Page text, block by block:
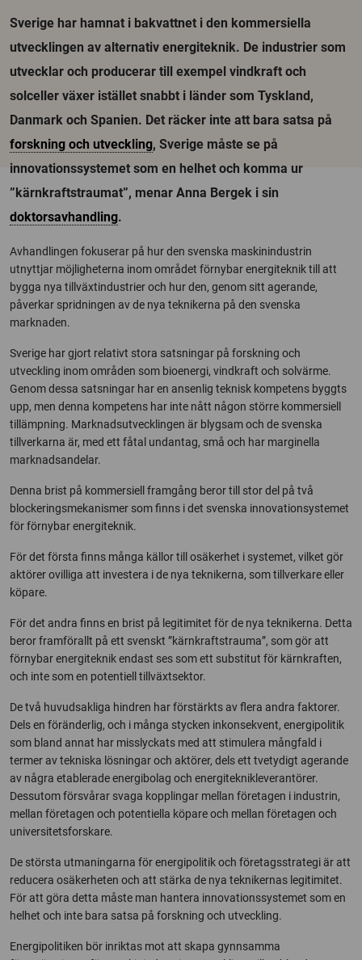
Sverige har hamnat i bakvattnet i den kommersiella
utvecklingen av alternativ energiteknik. De industrier som
utvecklar och producerar till exempel vindkraft och
solceller växer istället snabbt i länder som Tyskland,
Danmark och Spanien. Det räcker inte att bara satsa på
forskning och utveckling, Sverige måste se på
innovationssystemet som en helhet och komma ur
”kärnkraftstraumat”, menar Anna Bergek i sin
doktorsavhandling.
Avhandlingen fokuserar på hur den svenska maskinindustrin
utnyttjar möjligheterna inom området förnybar energiteknik till att
bygga nya tillväxtindustrier och hur den, genom sitt agerande,
påverkar spridningen av de nya teknikerna på den svenska
marknaden.
Sverige har gjort relativt stora satsningar på forskning och
utveckling inom områden som bioenergi, vindkraft och solvärme.
Genom dessa satsningar har en ansenlig teknisk kompetens byggts
upp, men denna kompetens har inte nått någon större kommersiell
tillämpning. Marknadsutvecklingen är blygsam och de svenska
tillverkarna är, med ett fåtal undantag, små och har marginella
marknadsandelar.
Denna brist på kommersiell framgång beror till stor del på två
blockeringsmekanismer som finns i det svenska innovationsystemet
för förnybar energiteknik.
För det första finns många källor till osäkerhet i systemet, vilket gör
aktörer ovilliga att investera i de nya teknikerna, som tillverkare eller
köpare.
För det andra finns en brist på legitimitet för de nya teknikerna. Detta
beror framförallt på ett svenskt ”kärnkraftstrauma”, som gör att
förnybar energiteknik endast ses som ett substitut för kärnkraften,
och inte som en potentiell tillväxtsektor.
De två huvudsakliga hindren har förstärkts av flera andra faktorer.
Dels en föränderlig, och i många stycken inkonsekvent, energipolitik
som bland annat har misslyckats med att stimulera mångfald i
termer av tekniska lösningar och aktörer, dels ett tvetydigt agerande
av några etablerade energibolag och energiteknikleverantörer.
Dessutom försvårar svaga kopplingar mellan företagen i industrin,
mellan företagen och potentiella köpare och mellan företagen och
universitetsforskare.
De största utmaningarna för energipolitik och företagsstrategi är att
reducera osäkerheten och att stärka de nya teknikernas legitimitet.
För att göra detta måste man hantera innovationssystemet som en
helhet och inte bara satsa på forskning och utveckling.
Energipolitiken bör inriktas mot att skapa gynnsamma